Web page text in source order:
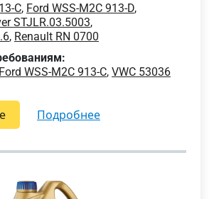
C, Ford WSS-M2C 913-D,
STJLR.03.5003,
, Renault RN 0700
Ford WSS-M2C 913-C, VWC 53036
подробнее